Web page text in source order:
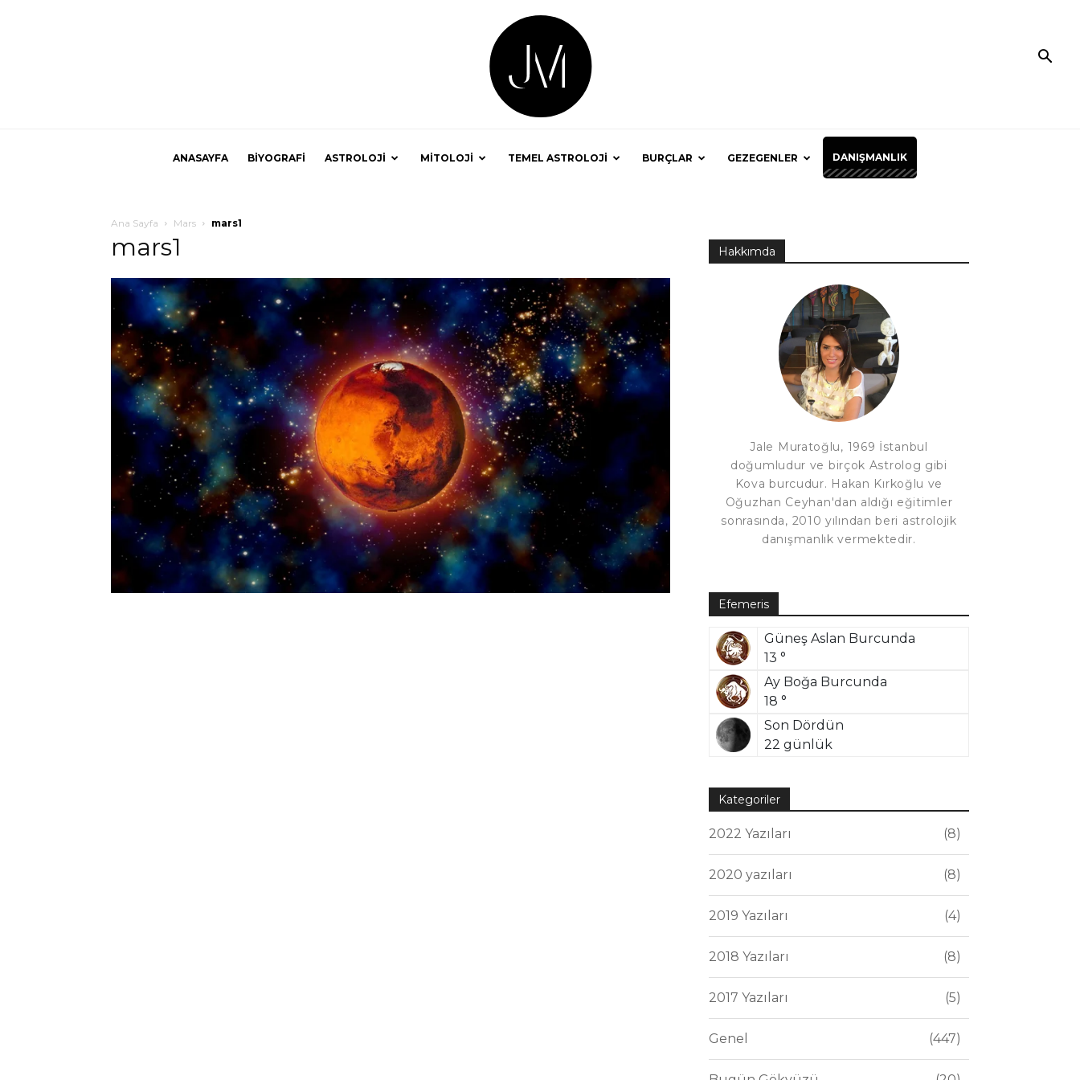
Jale
Muratoğlu
ANASAYFA BİYOGRAFİ ASTROLOJİ MİTOLOJİ TEMEL ASTROLOJİ BURÇLAR GEZEGENLER DANIŞMANLIK
Ana Sayfa Mars mars1
mars1 Hakkımda
Jale Muratoğlu, 1969 İstanbul
doğumludur ve birçok Astrolog gibi
Kova burcudur. Hakan Kırkoğlu ve
Oğuzhan Ceyhan'dan aldığı eğitimler
sonrasında, 2010 yılından beri astrolojik
danışmanlık vermektedir.
Efemeris
Güneş Aslan Burcunda
13 °
Ay Boğa Burcunda
18 °
Son Dördün
22 günlük
Kategoriler
2022 Yazıları 8
2020 yazıları 8
2019 Yazıları 4
2018 Yazıları 8
2017 Yazıları 5
Genel 447